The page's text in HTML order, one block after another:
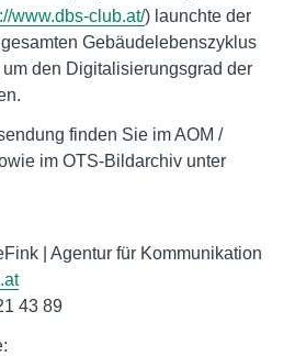
www.dbs-club.at/) launchte der
Gebäudelebenszyklus
den Digitalisierungsgrad der
finden Sie im AOM /
im OTS-Bildarchiv unter
| Agentur für Kommunikation
43 89